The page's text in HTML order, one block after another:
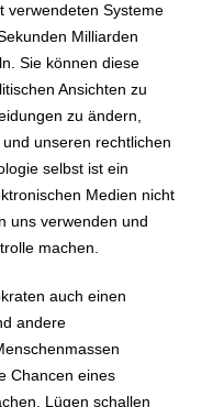
verwendeten Systeme
Milliarden
Sie können diese
Ansichten zu
zu ändern,
unseren rechtlichen
selbst ist ein
Medien nicht
uns verwenden und
machen.
auch einen
andere
Chancen eines
Lügen schallen